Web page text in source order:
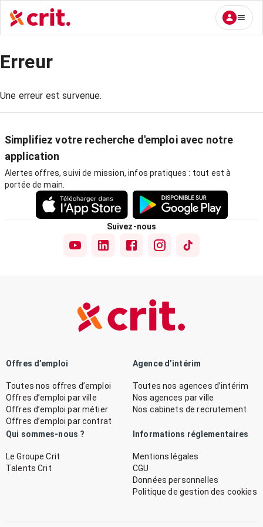
Erreur
Une erreur est survenue.
Simplifiez votre recherche d'emploi avec notre
application
Alertes offres, suivi de mission, infos pratiques : tout est à
portée de main.
Suivez-nous
Offres d’emploi
Toutes nos offres d’emploi
Offres d’emploi par ville
Offres d’emploi par métier
Offres d’emploi par contrat
Agence d’intérim
Toutes nos agences d’intérim
Nos agences par ville
Nos cabinets de recrutement
Qui sommes-nous ?
Le Groupe Crit
Talents Crit
Informations réglementaires
Mentions légales
CGU
Données personnelles
Politique de gestion des cookies